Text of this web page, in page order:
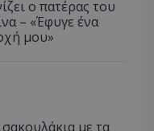
ο πατέρας του
– «Έφυγε ένα
μου»
με τα